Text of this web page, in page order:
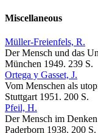
Miscellaneous
Müller-Freienfels, R.
Der Mensch und das
München 1949. 239 S.
Ortega y Gasset, J.
Vom Menschen als
Stuttgart 1951. 200 S.
Pfeil, H.
Der Mensch im
Paderborn 1938. 200 S.